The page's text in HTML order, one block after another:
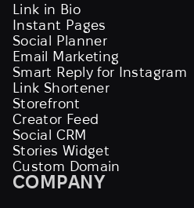
Link in Bio
Instant Pages
Social Planner
Email Marketing
Smart Reply for Instagram
Link Shortener
Storefront
Creator Feed
Social CRM
Stories Widget
Custom Domain
COMPANY